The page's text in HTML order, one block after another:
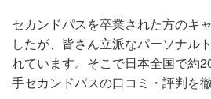
セカンドパスを卒業された方のキ
したが、皆さん立派なパーソナル
れています。そこで日本全国で約
手セカンドパスの口コミ・評判を